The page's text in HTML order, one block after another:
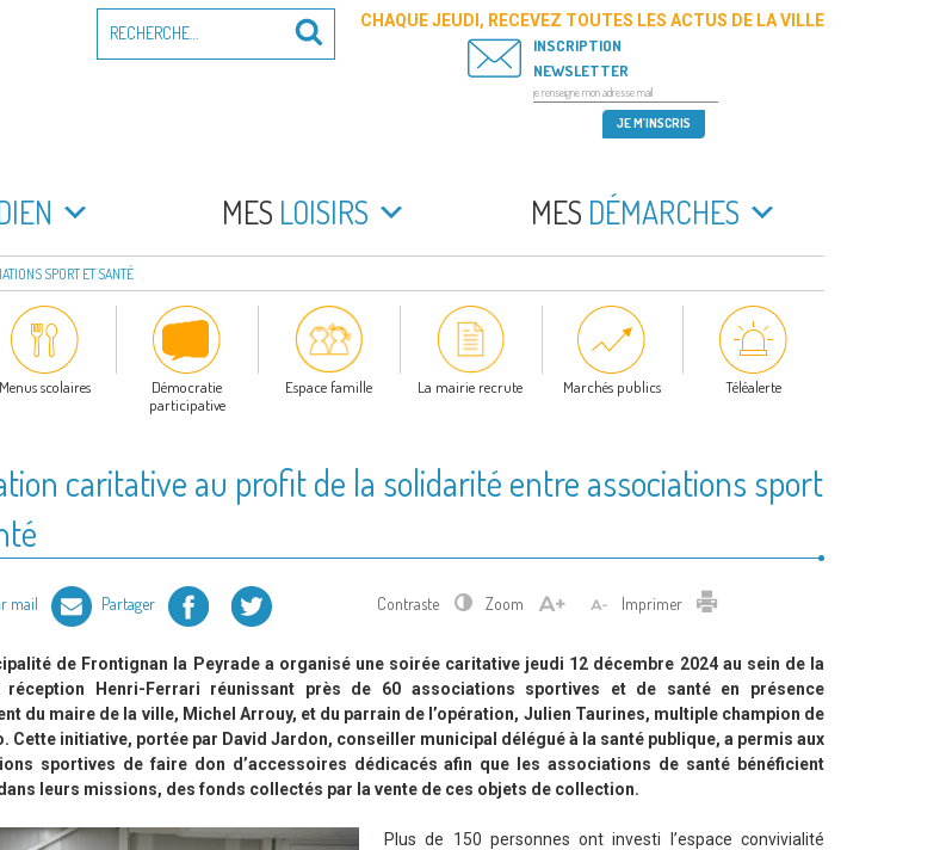
pour
Recherche
CHAQUE JEUDI, RECEVEZ TOUTES LES ACTUS DE LA VILLE
INSCRIPTION
NEWSLETTER
MES LOISIRS MES DÉMARCHES
SPORT ET SANTÉ
Menus scolaires
Démocratie
participative
Espace famille La mairie recrute Marchés publics Téléalerte
caritative au profit de la solidarité entre associations sport
mail Partager Facebook Twitter Contraste Zoom Imprimer Imprimer
de Frontignan la Peyrade a organisé une soirée caritative jeudi 12 décembre 2024 au sein de la
réception Henri-Ferrari réunissant près de 60 associations sportives et de santé en présence
du maire de la ville, Michel Arrouy, et du parrain de l’opération, Julien Taurines, multiple champion de
Cette initiative, portée par David Jardon, conseiller municipal délégué à la santé publique, a permis aux
sportives de faire don d’accessoires dédicacés afin que les associations de santé bénéficient
leurs missions, des fonds collectés par la vente de ces objets de collection.
Plus de 150 personnes ont investi l’espace convivialité